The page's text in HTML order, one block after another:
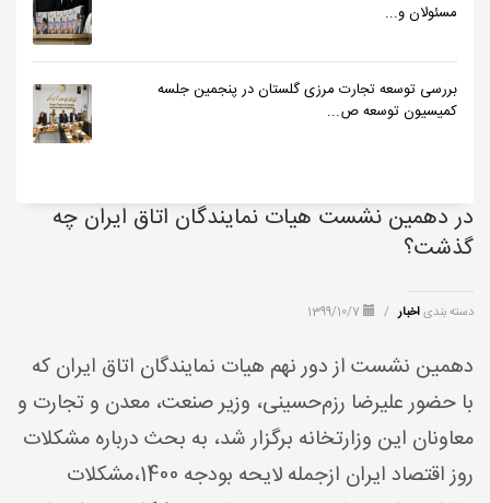
مسئولان و...
بررسی توسعه تجارت مرزی گلستان در پنجمین جلسه
کمیسیون توسعه ص...
در دهمین نشست هیات نمایندگان اتاق ایران چه
گذشت؟
دسته بندیاخبار /
دهمین نشست از دور نهم هیات نمایندگان اتاق ایران که
با حضور علیرضا رزم‌حسینی، وزیر صنعت، معدن و تجارت و
معاونان این وزارتخانه برگزار شد، به بحث درباره مشکلات
روز اقتصاد ایران ازجمله لایحه بودجه 1400،مشکلات